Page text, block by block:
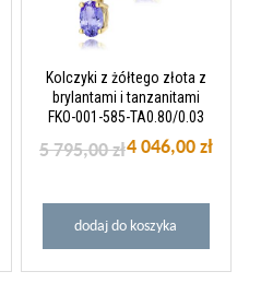
Kolczyki z żółtego złota z
brylantami i tanzanitami
FKO-001-585-TA0.80/0.03
4 046,00 zł
5 795,00 zł
dodaj do koszyka